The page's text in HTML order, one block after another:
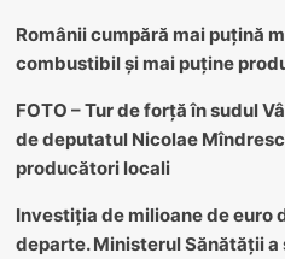
Românii cumpără mai puțină
combustibil și mai puține
FOTO – Tur de forță în sudul
de deputatul Nicolae
producători locali
Investiția de milioane de euro
departe. Ministerul Sănătății